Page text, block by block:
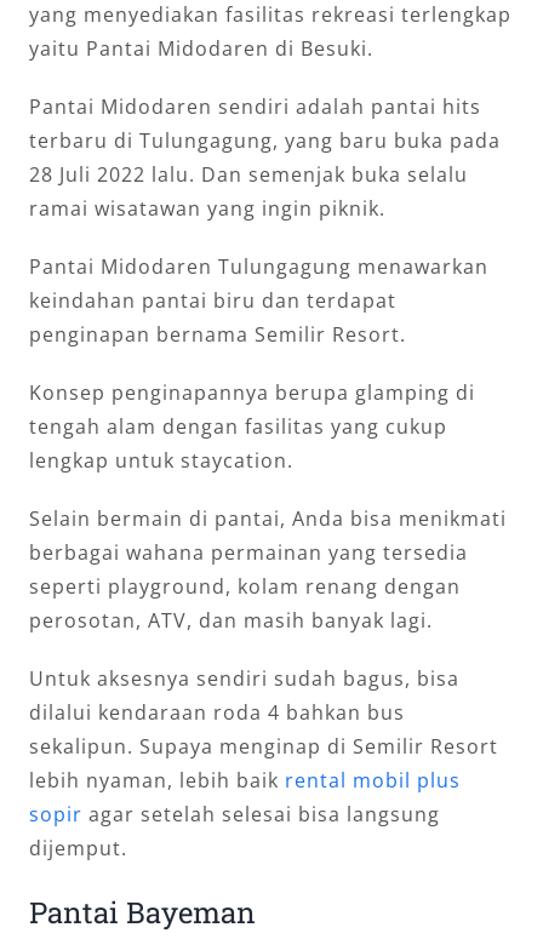
yang menyediakan fasilitas rekreasi terlengkap
yaitu Pantai Midodaren di Besuki.
Pantai Midodaren sendiri adalah pantai hits
terbaru di Tulungagung, yang baru buka pada
28 Juli 2022 lalu. Dan semenjak buka selalu
ramai wisatawan yang ingin piknik.
Pantai Midodaren Tulungagung menawarkan
keindahan pantai biru dan terdapat
penginapan bernama Semilir Resort.
Konsep penginapannya berupa glamping di
tengah alam dengan fasilitas yang cukup
lengkap untuk staycation.
Selain bermain di pantai, Anda bisa menikmati
berbagai wahana permainan yang tersedia
seperti playground, kolam renang dengan
perosotan, ATV, dan masih banyak lagi.
Untuk aksesnya sendiri sudah bagus, bisa
dilalui kendaraan roda 4 bahkan bus
sekalipun. Supaya menginap di Semilir Resort
lebih nyaman, lebih baik rental mobil plus
sopir agar setelah selesai bisa langsung
dijemput.
Pantai Bayeman